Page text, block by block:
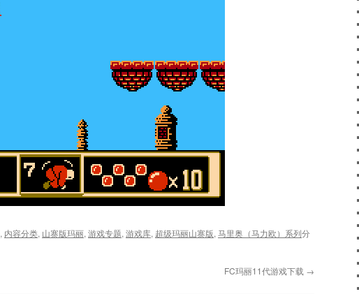
, 内容分类, 山寨版玛丽, 游戏专题, 游戏库, 超级玛丽山寨版, 马里奥（马力欧）系列分
FC玛丽11代游戏下载 →